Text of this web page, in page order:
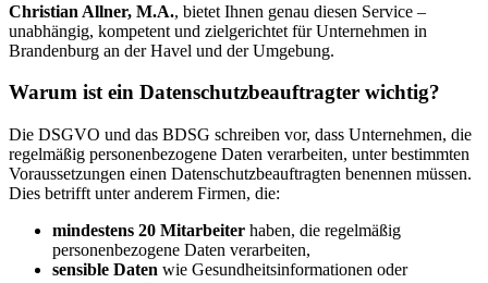
Christian Allner, M.A., bietet Ihnen genau diesen Service –
unabhängig, kompetent und zielgerichtet für Unternehmen in
Brandenburg an der Havel und der Umgebung.
Warum ist ein Datenschutzbeauftragter wichtig?
Die DSGVO und das BDSG schreiben vor, dass Unternehmen, die
regelmäßig personenbezogene Daten verarbeiten, unter bestimmten
Voraussetzungen einen Datenschutzbeauftragten benennen müssen.
Dies betrifft unter anderem Firmen, die:
mindestens 20 Mitarbeiter haben, die regelmäßig
personenbezogene Daten verarbeiten,
sensible Daten wie Gesundheitsinformationen oder